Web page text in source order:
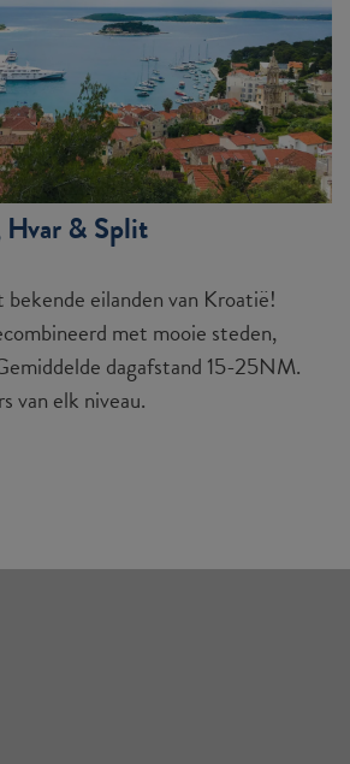
Hvar & Split
bekende eilanden van Kroatië!
met mooie steden,
dagafstand 15-25NM.
van elk niveau.